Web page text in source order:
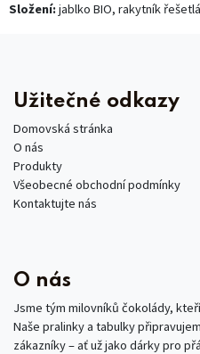
Složení:jablko BIO, rakytník
Užitečné odkazy
Domovská stránka
O nás
Produkty
Všeobecné obchodní podmínky
Kontaktujte nás
O nás
Jsme tým milovníků čokolády,
Naše pralinky a tabulky
zákazníky – ať už jako dárky pro